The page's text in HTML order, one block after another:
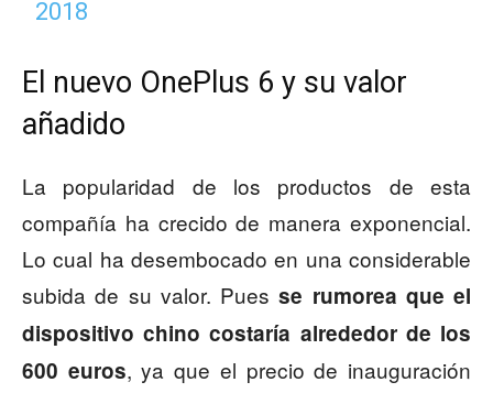
2018
El nuevo OnePlus 6 y su valor
añadido
La popularidad de los productos de esta
compañía ha crecido de manera exponencial.
Lo cual ha desembocado en una considerable
subida de su valor. Puesse rumorea que el
dispositivo chino costaría alrededor de los
600 euros, ya que el precio de inauguración